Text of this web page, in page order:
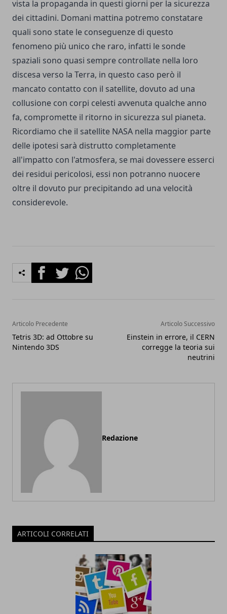
vista la propaganda in questi giorni per la sicurezza
dei cittadini. Domani mattina potremo constatare
quali sono state le conseguenze di questo
fenomeno più unico che raro, infatti le sonde
spaziali sono quasi sempre controllate nella loro
discesa verso la Terra, in questo caso però il
mancato contatto con il satellite, dovuto ad una
collusione con corpi celesti avvenuta qualche anno
fa, compromette il ritorno in sicurezza sul pianeta.
Ricordiamo che il satellite NASA nella maggior parte
delle ipotesi sarà distrutto completamente
all'impatto con l'atmosfera, se mai dovessere esserci
dei residui pericolosi, essi non potranno nuocere
oltre il dovuto pur precipitando ad una velocità
considerevole.
FacebookTwitterWhatsapp
Articolo Precedente
Tetris 3D: ad Ottobre su
Nintendo 3DS
Articolo Successivo
Einstein in errore, il CERN
corregge la teoria sui
neutrini
Redazione
ARTICOLI CORRELATI